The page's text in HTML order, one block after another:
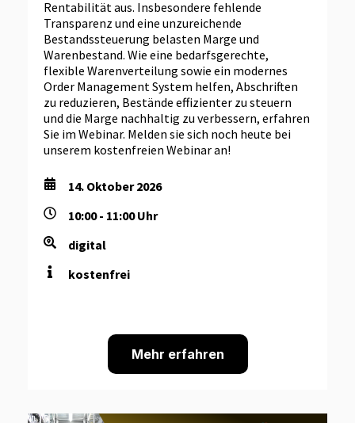
Rentabilität aus. Insbesondere fehlende
Transparenz und eine unzureichende
Bestandssteuerung belasten Marge und
Warenbestand. Wie eine bedarfsgerechte,
flexible Warenverteilung sowie ein modernes
Order Management System helfen, Abschriften
zu reduzieren, Bestände effizienter zu steuern
und die Marge nachhaltig zu verbessern, erfahren
Sie im Webinar. Melden sie sich noch heute bei
unserem kostenfreien Webinar an!
14. Oktober 2026
10:00 - 11:00 Uhr
digital
kostenfrei
Mehr erfahren